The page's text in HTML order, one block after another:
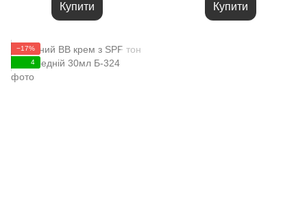
Купити Купити
−17%
4